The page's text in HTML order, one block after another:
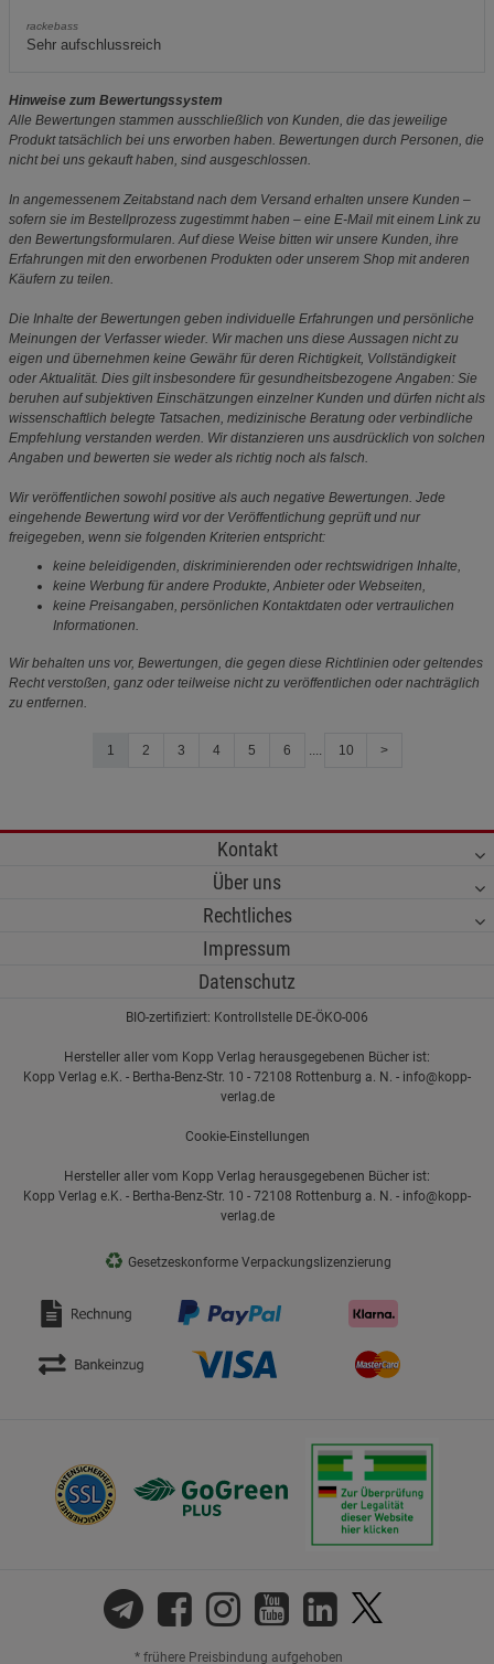
rackebass
Sehr aufschlussreich
Hinweise zum Bewertungssystem
Alle Bewertungen stammen ausschließlich von Kunden, die das jeweilige
Produkt tatsächlich bei uns erworben haben. Bewertungen durch Personen, die
nicht bei uns gekauft haben, sind ausgeschlossen.
In angemessenem Zeitabstand nach dem Versand erhalten unsere Kunden –
sofern sie im Bestellprozess zugestimmt haben – eine E-Mail mit einem Link zu
den Bewertungsformularen. Auf diese Weise bitten wir unsere Kunden, ihre
Erfahrungen mit den erworbenen Produkten oder unserem Shop mit anderen
Käufern zu teilen.
Die Inhalte der Bewertungen geben individuelle Erfahrungen und persönliche
Meinungen der Verfasser wieder. Wir machen uns diese Aussagen nicht zu
eigen und übernehmen keine Gewähr für deren Richtigkeit, Vollständigkeit
oder Aktualität. Dies gilt insbesondere für gesundheitsbezogene Angaben: Sie
beruhen auf subjektiven Einschätzungen einzelner Kunden und dürfen nicht als
wissenschaftlich belegte Tatsachen, medizinische Beratung oder verbindliche
Empfehlung verstanden werden. Wir distanzieren uns ausdrücklich von solchen
Angaben und bewerten sie weder als richtig noch als falsch.
Wir veröffentlichen sowohl positive als auch negative Bewertungen. Jede
eingehende Bewertung wird vor der Veröffentlichung geprüft und nur
freigegeben, wenn sie folgenden Kriterien entspricht:
keine beleidigenden, diskriminierenden oder rechtswidrigen Inhalte,
keine Werbung für andere Produkte, Anbieter oder Webseiten,
keine Preisangaben, persönlichen Kontaktdaten oder vertraulichen
Informationen.
Wir behalten uns vor, Bewertungen, die gegen diese Richtlinien oder geltendes
Recht verstoßen, ganz oder teilweise nicht zu veröffentlichen oder nachträglich
zu entfernen.
1 2 3 4 5 6 10 >
Kontakt
Über uns
Rechtliches
Impressum
Datenschutz
BIO-zertifiziert: Kontrollstelle DE-ÖKO-006
Hersteller aller vom Kopp Verlag herausgegebenen Bücher ist:
Kopp Verlag e.K. - Bertha-Benz-Str. 10 - 72108 Rottenburg a. N. - info@kopp-
verlag.de
Cookie-Einstellungen
Hersteller aller vom Kopp Verlag herausgegebenen Bücher ist:
Kopp Verlag e.K. - Bertha-Benz-Str. 10 - 72108 Rottenburg a. N. - info@kopp-
verlag.de
♻ Gesetzeskonforme Verpackungslizenzierung
* frühere Preisbindung aufgehoben